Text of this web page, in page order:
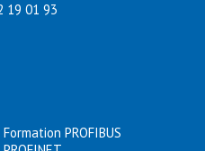
19 01 93
Formation PROFIBUS